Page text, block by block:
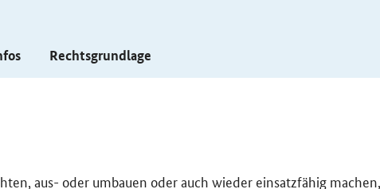
Rechtsgrundlage
aus- oder umbauen oder auch wieder einsatzfähig machen,